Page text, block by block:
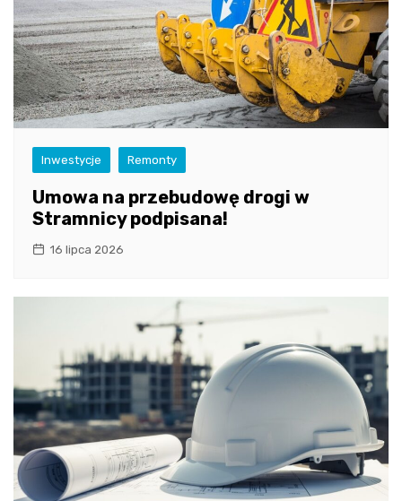
Inwestycje Remonty
Umowa na przebudowę drogi w
Stramnicy podpisana!
16 lipca 2026